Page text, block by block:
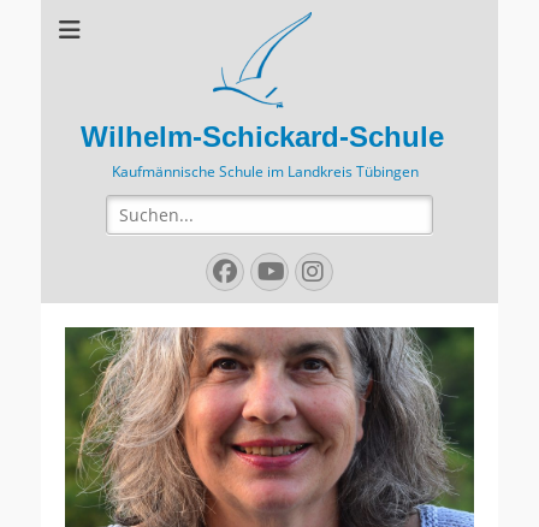
Wilhelm-Schickard-Schule
Kaufmännische Schule im Landkreis Tübingen
Suchen
nach:
Facebook
YouTube
Instagram